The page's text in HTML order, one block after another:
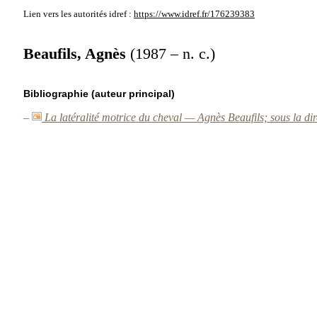
Lien vers les autorités idref : https://www.idref.fr/176239383
Beaufils, Agnès (1987 – n. c.)
Bibliographie (auteur principal)
– La latéralité motrice du cheval — Agnès Beaufils; sous la